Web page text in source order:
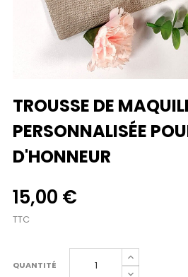
TROUSSE DE
PERSONNALISÉE
D'HONNEUR
15,00 €
TTC
QUANTITÉ